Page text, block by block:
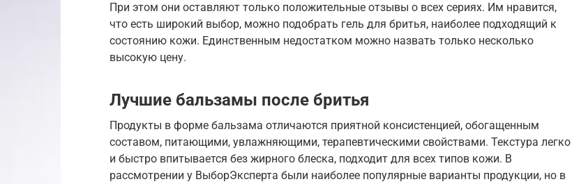
При этом они оставляют только положительные отзывы о всех сериях. Им нравится,
что есть широкий выбор, можно подобрать гель для бритья, наиболее подходящий к
состоянию кожи. Единственным недостатком можно назвать только несколько
высокую цену.
Лучшие бальзамы после бритья
Продукты в форме бальзама отличаются приятной консистенцией, обогащенным
составом, питающими, увлажняющими, терапевтическими свойствами. Текстура легко
и быстро впитывается без жирного блеска, подходит для всех типов кожи. В
рассмотрении у ВыборЭксперта были наиболее популярные варианты продукции, но в